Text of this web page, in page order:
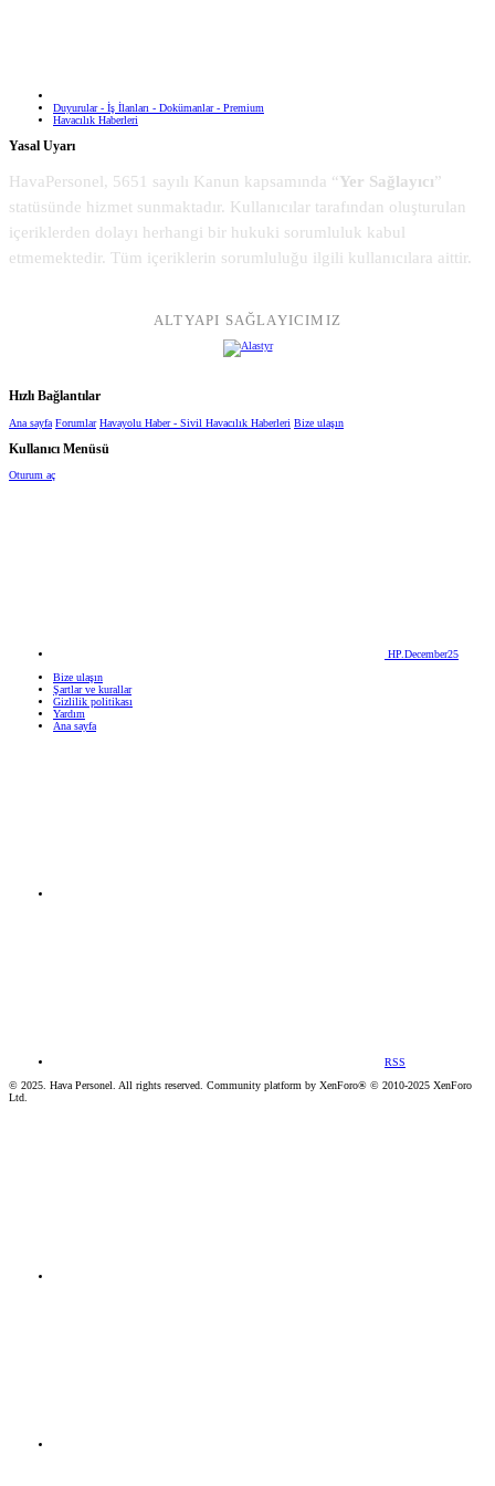
Duyurular - İş İlanları - Dokümanlar - Premium
Havacılık Haberleri
Yasal Uyarı
HavaPersonel, 5651 sayılı Kanun kapsamında “Yer Sağlayıcı”
statüsünde hizmet sunmaktadır. Kullanıcılar tarafından oluşturulan
içeriklerden dolayı herhangi bir hukuki sorumluluk kabul
etmemektedir. Tüm içeriklerin sorumluluğu ilgili kullanıcılara aittir.
ALTYAPI SAĞLAYICIMIZ
Hızlı Bağlantılar
Ana sayfa Forumlar Havayolu Haber - Sivil Havacılık Haberleri Bize ulaşın
Kullanıcı Menüsü
Oturum aç
HP.December25
Bize ulaşın
Şartlar ve kurallar
Gizlilik politikası
Yardım
Ana sayfa
RSS
© 2025. Hava Personel. All rights reserved. Community platform by XenForo® © 2010-2025 XenForo
Ltd.